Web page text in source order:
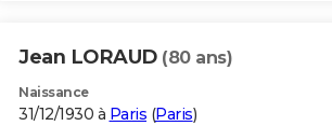
Jean LORAUD (80 ans)
Naissance
31/12/1930 à Paris (Paris)